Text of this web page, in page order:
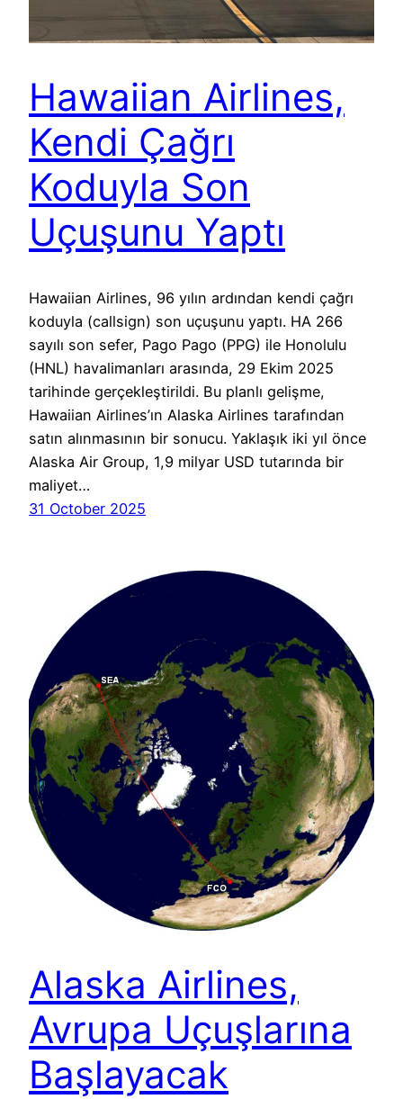
Hawaiian Airlines,
Kendi Çağrı
Koduyla Son
Uçuşunu Yaptı
Hawaiian Airlines, 96 yılın ardından kendi çağrı
koduyla (callsign) son uçuşunu yaptı. HA 266
sayılı son sefer, Pago Pago (PPG) ile Honolulu
(HNL) havalimanları arasında, 29 Ekim 2025
tarihinde gerçekleştirildi. Bu planlı gelişme,
Hawaiian Airlines’ın Alaska Airlines tarafından
satın alınmasının bir sonucu. Yaklaşık iki yıl önce
Alaska Air Group, 1,9 milyar USD tutarında bir
maliyet…
31 October 2025
Alaska Airlines,
Avrupa Uçuşlarına
Başlayacak